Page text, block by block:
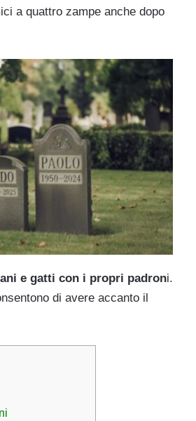
a quattro zampe anche dopo
e gatti con i propri padroni.
di avere accanto il